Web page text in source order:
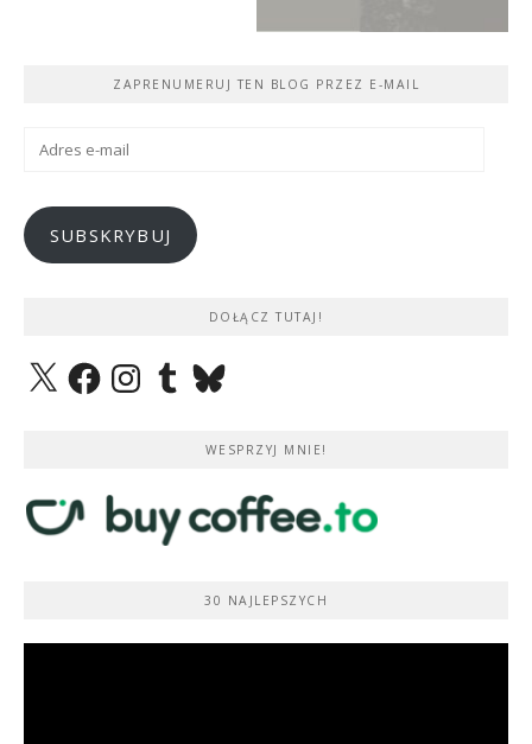
ZAPRENUMERUJ TEN BLOG PRZEZ E-MAIL
Adres
SUBSKRYBUJ
DOŁĄCZ TUTAJ!
X FacebookInstagramTumblrBluesky
WESPRZYJ MNIE!
30 NAJLEPSZYCH